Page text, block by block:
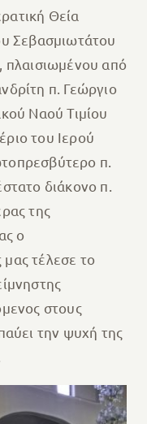
Θεία
Σεβασμιωτάτου
πλαισιωμένου από
π. Γεώργιο
Ναού Τιμίου
του Ιερού
π.
διάκονο π.
της
ο
τέλεσε το
στους
την ψυχή της